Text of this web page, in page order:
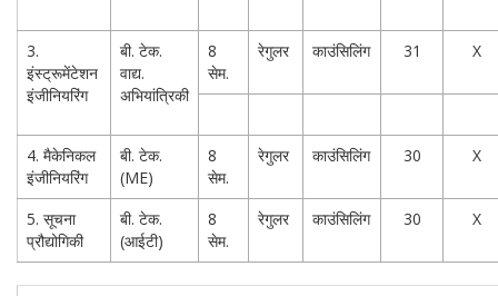
3.
इंस्ट्रूमेंटेशन
इंजीनियरिंग
बी. टेक.
वाद्य.
अभियांत्रिकी
8
सेम.
रेगुलर काउंसिलिंग 31 X
4. मैकेनिकल
इंजीनियरिंग
बी. टेक.
(ME)
8
सेम.
रेगुलर काउंसिलिंग 30 X
5. सूचना
प्रौद्योगिकी
बी. टेक.
(आईटी)
8
सेम.
रेगुलर काउंसिलिंग 30 X